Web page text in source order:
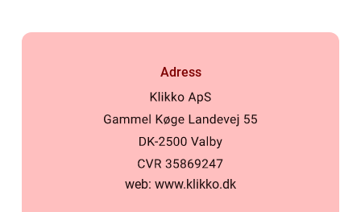
Adress
web: www.klikko.dk